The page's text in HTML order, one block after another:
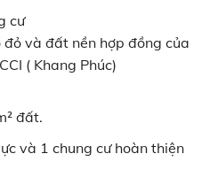
cư
và đất nền hợp đồng của
( Khang Phúc)
đất.
và 1 chung cư hoàn thiện